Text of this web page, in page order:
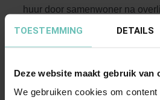
TOESTEMMING DETAILS
Deze website maakt gebruik van
We gebruiken cookies om
huur door samenwoner na
huurder. ...
Hoge Raad Updates Cassatie